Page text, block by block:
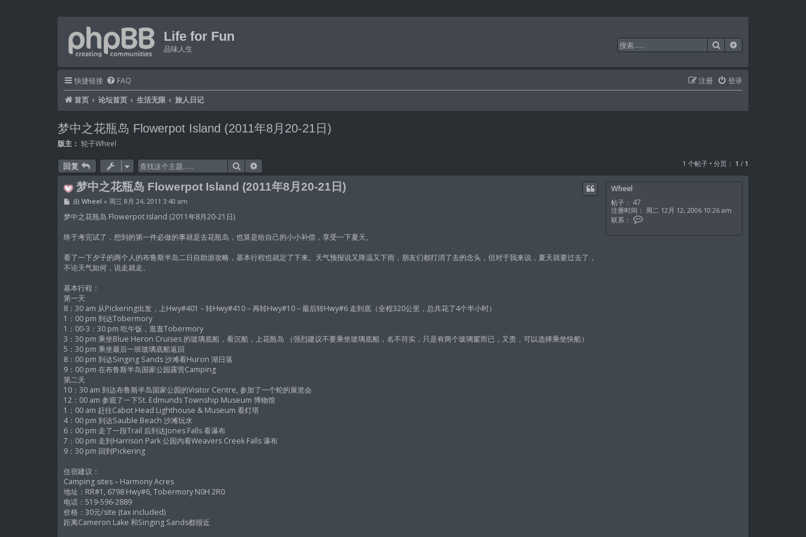
Life for Fun
品味人生 搜索
快捷链接 FAQ 登录
注册
首页
论坛首页 生活无限 旅人日记
梦中之花瓶岛 Flowerpot Island (2011年8月20-21日)
版主： 轮子Wheel
回复 搜索 1 个帖子 • 分页： 1 / 1
Wheel
帖子： 47
注册时间： 周二 12月 12, 2006 10:26 am
联系：
联
W
梦中之花瓶岛 Flowerpot Island (2011年8月20-21日)
帖
子
由 Wheel » 周三 8月 24, 2011 3:40 am
梦中之花瓶岛 Flowerpot Island (2011年8月20-21日)
终于考完试了，想到的第一件必做的事就是去花瓶岛，也算是给自己的小小补偿，享受一下夏天。
看了一下夕子的两个人的布鲁斯半岛二日自助游攻略，基本行程也就定了下来。天气预报说又降温又下雨，朋友们都打消了去的念头，但对于我来说，夏天就要过去了，
不论天气如何，说走就走。
基本行程：
第一天
8：30 am 从Pickering出发，上Hwy#401 – 转Hwy#410 – 再转Hwy#10 – 最后转Hwy#6 走到底（全程320公里，总共花了4个半小时）
1：00 pm 到达Tobermory
1：00-3：30 pm 吃午饭，逛逛Tobermory
3：30 pm 乘坐Blue Heron Cruises 的玻璃底船，看沉船，上花瓶岛 （强烈建议不要乘坐玻璃底船，名不符实，只是有两个玻璃窗而已，又贵，可以选择乘坐快船）
5：30 pm 乘坐最后一班玻璃底船返回
8：00 pm 到达Singing Sands 沙滩看Huron 湖日落
9：00 pm 在布鲁斯半岛国家公园露营Camping
第二天
10：30 am 到达布鲁斯半岛国家公园的Visitor Centre, 参加了一个蛇的展览会
12：00 am 参观了一下St. Edmunds Township Museum 博物馆
1：00 am 赶往Cabot Head Lighthouse & Museum 看灯塔
4：00 pm 到达Sauble Beach 沙滩玩水
6：00 pm 走了一段Trail 后到达Jones Falls 看瀑布
7：00 pm 走到Harrison Park 公园内看Weavers Creek Falls 瀑布
9：30 pm 回到Pickering
住宿建议：
Camping sites – Harmony Acres
地址：RR#1, 6798 Hwy#6, Tobermory N0H 2R0
电话：519-596-2889
价格：30元/site (tax included)
距离Cameron Lake 和Singing Sands都很近